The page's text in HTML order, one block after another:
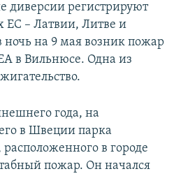
диверсии регистрируют
ЕС – Латвии, Литве и
на 9 мая возник пожар
в Вильнюсе. Одна из
года, на
в Швеции парка
в городе
пожар. Он начался